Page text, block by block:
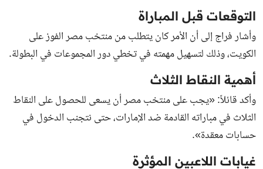
التوقعات قبل المباراة
وأشار فراج إلى أن الأمر كان يتطلب من منتخب مصر الفوز على
الكويت، وذلك لتسهيل مهمته في تخطي دور المجموعات في البطولة.
أهمية النقاط الثلاث
وأكد قائلاً: «يجب على منتخب مصر أن يسعى للحصول على النقاط
الثلاث في مباراته القادمة ضد الإمارات، حتى نتجنب الدخول في
حسابات معقدة».
غيابات اللاعبين المؤثرة